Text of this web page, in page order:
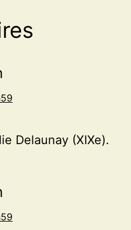
Delaunay (XIXe).